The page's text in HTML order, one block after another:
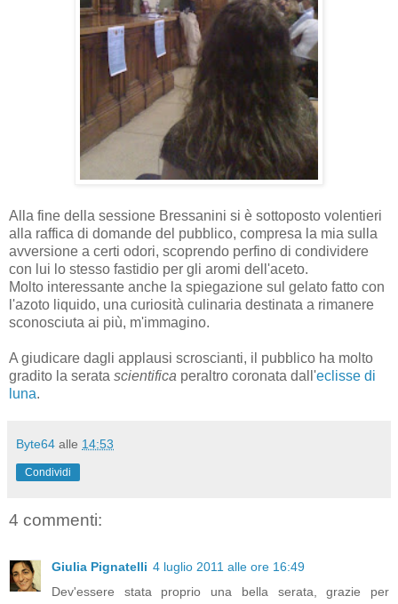
Alla fine della sessione Bressanini si è sottoposto volentieri
alla raffica di domande del pubblico, compresa la mia sulla
avversione a certi odori, scoprendo perfino di condividere
con lui lo stesso fastidio per gli aromi dell'aceto.
Molto interessante anche la spiegazione sul gelato fatto con
l'azoto liquido, una curiosità culinaria destinata a rimanere
sconosciuta ai più, m'immagino.
A giudicare dagli applausi scroscianti, il pubblico ha molto
gradito la serata scientifica peraltro coronata dall'eclisse di
luna.
Byte64 alle 14:53
Condividi
4 commenti:
Giulia Pignatelli 4 luglio 2011 alle ore 16:49
Dev'essere stata proprio una bella serata, grazie per